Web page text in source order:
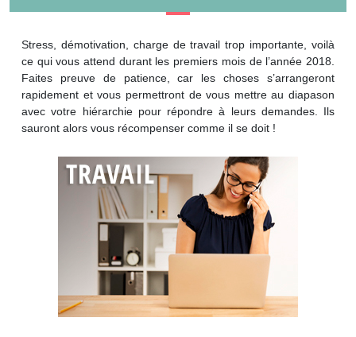
Stress, démotivation, charge de travail trop importante, voilà
ce qui vous attend durant les premiers mois de l’année 2018.
Faites preuve de patience, car les choses s’arrangeront
rapidement et vous permettront de vous mettre au diapason
avec votre hiérarchie pour répondre à leurs demandes. Ils
sauront alors vous récompenser comme il se doit !